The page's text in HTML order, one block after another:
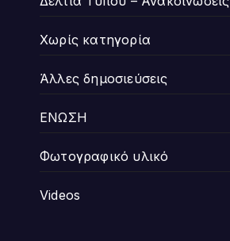
Χωρίς κατηγορία
Άλλες δημοσιεύσεις
ΕΝΩΣΗ
Φωτογραφικό υλικό
Videos